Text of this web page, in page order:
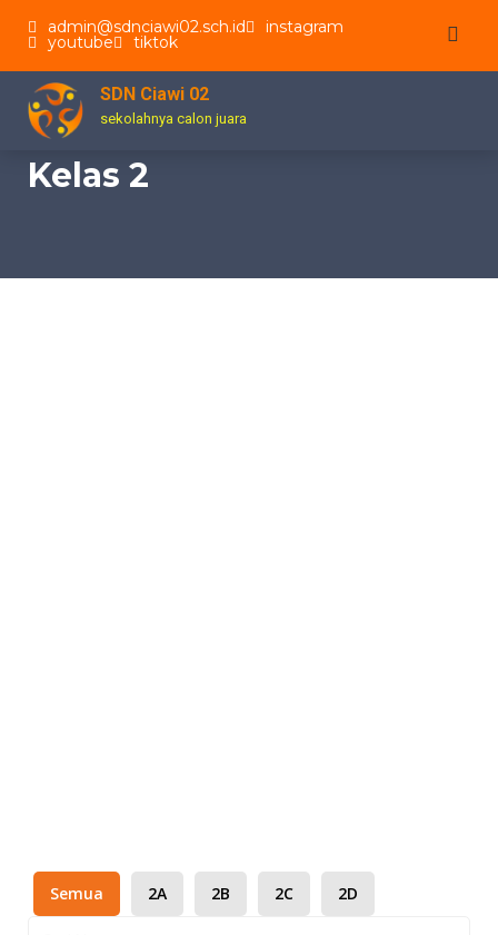
admin@sdnciawi02.sch.id instagram
youtube tiktok
SDN Ciawi 02
sekolahnya calon juara
Kelas 2
Semua 2A 2B 2C 2D